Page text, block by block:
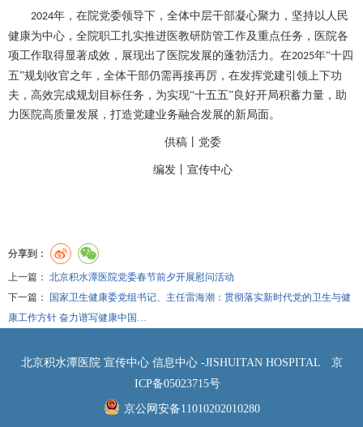
2024年，在院党委领导下，全体中层干部凝心聚力，坚持以人民
健康为中心，全院职工扎实推进医教研防管工作及重点任务，医院各
项工作取得显著成效，展现出了医院发展的蓬勃活力。在2025年“十四
五”规划收官之年，全体干部仍需再接再厉，在发挥党建引领上下功
夫，高效完成规划目标任务，为实现“十五五”良好开局积蓄力量，助
力医院高质量发展，打造党建业务融合发展的新局面。
供稿丨党委
编发丨 宣传中心
分享到：
上一篇： 北京积水潭医院党委春节前夕开展慰问活动
下一篇：
国家卫生健康委党组书记、主任雷海潮：贯彻落实新时代党的卫生与健
康工作方针 奋力谱写健康中国…
北京积水潭医院 宣传中心 信息中心 -JISHUITAN HOSPITAL
京
ICP备05023715号
京公网安备11010202010280